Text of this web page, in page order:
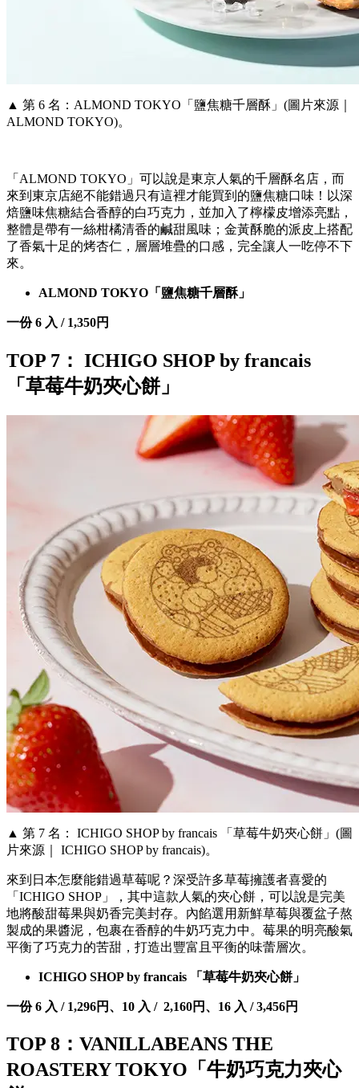
▲ 第 6 名：ALMOND TOKYO「鹽焦糖千層酥」(圖片來源｜
ALMOND TOKYO)。
「ALMOND TOKYO」可以說是東京人氣的千層酥名店，而
來到東京店絕不能錯過只有這裡才能買到的鹽焦糖口味！以深
焙鹽味焦糖結合香醇的白巧克力，並加入了檸檬皮增添亮點，
整體是帶有一絲柑橘清香的鹹甜風味；金黃酥脆的派皮上搭配
了香氣十足的烤杏仁，層層堆疊的口感，完全讓人一吃停不下
來。
ALMOND TOKYO「鹽焦糖千層酥」
一份 6 入 / 1,350円
TOP 7： ICHIGO SHOP by francais
「草莓牛奶夾心餅」
▲ 第 7 名： ICHIGO SHOP by francais 「草莓牛奶夾心餅」(圖
片來源｜ ICHIGO SHOP by francais)。
來到日本怎麼能錯過草莓呢？深受許多草莓擁護者喜愛的
「ICHIGO SHOP」，其中這款人氣的夾心餅，可以說是完美
地將酸甜莓果與奶香完美封存。內餡選用新鮮草莓與覆盆子熬
製成的果醬泥，包裹在香醇的牛奶巧克力中。莓果的明亮酸氣
平衡了巧克力的苦甜，打造出豐富且平衡的味蕾層次。
ICHIGO SHOP by francais 「草莓牛奶夾心餅」
一份 6 入 / 1,296円、10 入 / 2,160円、16 入 / 3,456円
TOP 8：VANILLABEANS THE
ROASTERY TOKYO「牛奶巧克力夾心